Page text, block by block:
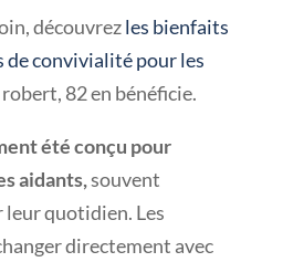
découvrezles bienfaits
de convivialité pour les
82 en bénéficie.
été conçu pour
aidants,souvent
leur quotidien. Les
directement avec